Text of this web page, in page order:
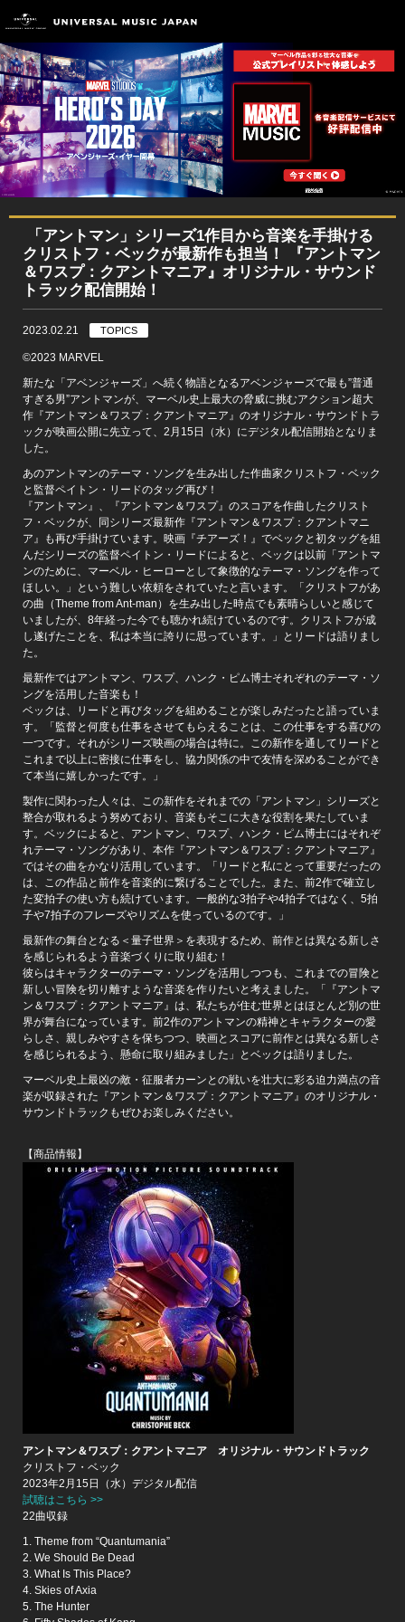
「アントマン」シリーズ1作目から音楽を手掛ける
クリストフ・ベックが最新作も担当！ 『アントマン
＆ワスプ：クアントマニア』オリジナル・サウンド
トラック配信開始！
2023.02.21 TOPICS
©2023 MARVEL
新たな「アベンジャーズ」へ続く物語となるアベンジャーズで最も”普通
すぎる男”アントマンが、マーベル史上最大の脅威に挑むアクション超大
作『アントマン＆ワスプ：クアントマニア』のオリジナル・サウンドトラ
ックが映画公開に先立って、2月15日（水）にデジタル配信開始となりま
した。
あのアントマンのテーマ・ソングを生み出した作曲家クリストフ・ベック
と監督ペイトン・リードのタッグ再び！
『アントマン』、『アントマン＆ワスプ』のスコアを作曲したクリスト
フ・ベックが、同シリーズ最新作『アントマン＆ワスプ：クアントマニ
ア』も再び手掛けています。映画『チアーズ！』でベックと初タッグを組
んだシリーズの監督ペイトン・リードによると、ベックは以前「アントマ
ンのために、マーベル・ヒーローとして象徴的なテーマ・ソングを作って
ほしい。」という難しい依頼をされていたと言います。「クリストフがあ
の曲（Theme from Ant-man）を生み出した時点でも素晴らしいと感じて
いましたが、8年経った今でも聴かれ続けているのです。クリストフが成
し遂げたことを、私は本当に誇りに思っています。」とリードは語りまし
た。
最新作ではアントマン、ワスプ、ハンク・ピム博士それぞれのテーマ・ソ
ングを活用した音楽も！
ベックは、リードと再びタッグを組めることが楽しみだったと語っていま
す。「監督と何度も仕事をさせてもらえることは、この仕事をする喜びの
一つです。それがシリーズ映画の場合は特に。この新作を通してリードと
これまで以上に密接に仕事をし、協力関係の中で友情を深めることができ
て本当に嬉しかったです。」
製作に関わった人々は、この新作をそれまでの「アントマン」シリーズと
整合が取れるよう努めており、音楽もそこに大きな役割を果たしていま
す。ベックによると、アントマン、ワスプ、ハンク・ピム博士にはそれぞ
れテーマ・ソングがあり、本作『アントマン＆ワスプ：クアントマニア』
ではその曲をかなり活用しています。「リードと私にとって重要だったの
は、この作品と前作を音楽的に繋げることでした。また、前2作で確立し
た変拍子の使い方も続けています。一般的な3拍子や4拍子ではなく、5拍
子や7拍子のフレーズやリズムを使っているのです。」
最新作の舞台となる＜量子世界＞を表現するため、前作とは異なる新しさ
を感じられるよう音楽づくりに取り組む！
彼らはキャラクターのテーマ・ソングを活用しつつも、これまでの冒険と
新しい冒険を切り離すような音楽を作りたいと考えました。「『アントマ
ン＆ワスプ：クアントマニア』は、私たちが住む世界とはほとんど別の世
界が舞台になっています。前2作のアントマンの精神とキャラクターの愛
らしさ、親しみやすさを保ちつつ、映画とスコアに前作とは異なる新しさ
を感じられるよう、懸命に取り組みました」とベックは語りました。
マーベル史上最凶の敵・征服者カーンとの戦いを壮大に彩る迫力満点の音
楽が収録された『アントマン＆ワスプ：クアントマニア』のオリジナル・
サウンドトラックもぜひお楽しみください。
【商品情報】
アントマン＆ワスプ：クアントマニア オリジナル・サウンドトラック
クリストフ・ベック
2023年2月15日（水）デジタル配信
試聴はこちら >>
22曲収録
1. Theme from “Quantumania”
2. We Should Be Dead
3. What Is This Place?
4. Skies of Axia
5. The Hunter